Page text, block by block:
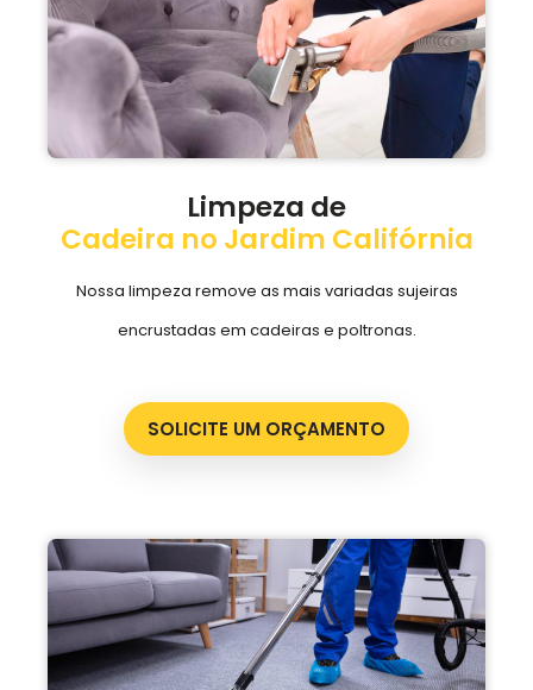
Limpeza de
Cadeira no Jardim Califórnia
Nossa limpeza remove as mais variadas sujeiras
encrustadas em cadeiras e poltronas.
SOLICITE UM ORÇAMENTO